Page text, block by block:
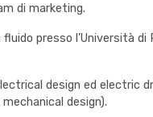
di marketing.
presso l’Università di
design ed electric
design).